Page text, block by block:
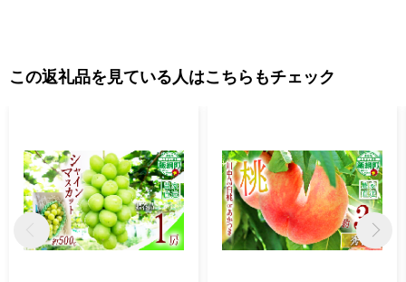
この返礼品を見ている人はこちらもチェック